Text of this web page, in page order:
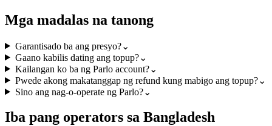
Mga madalas na tanong
Garantisado ba ang presyo?⌄
Gaano kabilis dating ang topup?⌄
Kailangan ko ba ng Parlo account?⌄
Pwede akong makatanggap ng refund kung mabigo ang topup?⌄
Sino ang nag-o-operate ng Parlo?⌄
Iba pang operators sa Bangladesh